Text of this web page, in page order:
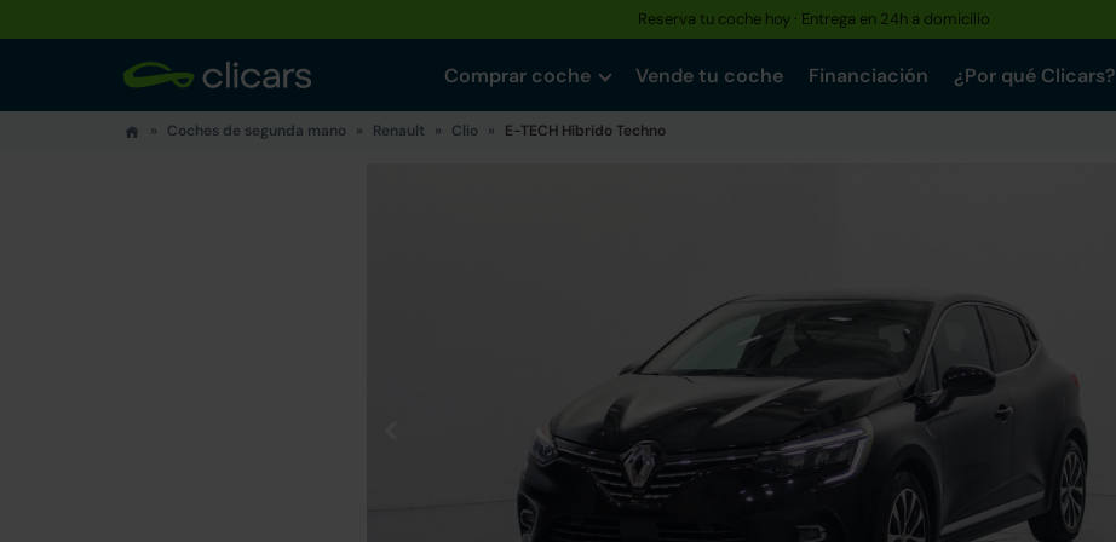
Reserva tu coche hoy · Entrega en 24h a domicilio
Comprar coche Vende tu coche Financiación ¿Por qué Clicars?
Coches de segunda mano Renault Clio E-TECH Híbrido Techno